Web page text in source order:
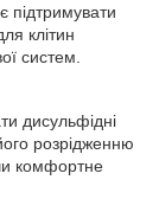
клітин
систем.
дисульфідні
розрідженню
комфортне